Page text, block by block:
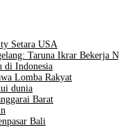
Setara USA
Taruna Ikrar Bekerja
di Indonesia
Lomba Rakyat
dunia
Barat
Bali